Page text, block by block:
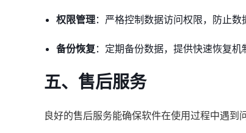
权限管理：严格控制数据访问权限，防止数
备份恢复 ：定期备份数据，提供快速恢复机
五、售后服务
良好的售后服务能确保软件在使用过程中遇到